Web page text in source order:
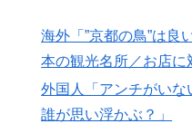
が巨額の正式オファー
応】
▶ 【韓国サッカー】性接
の裏側
海外「”京都の鳥”は良
本の観光名所／お店に
外国人「アンチがい
誰が思い浮かぶ？」